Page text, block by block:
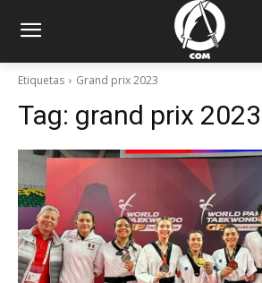
Etiquetas Grand prix 2023
Tag: grand prix 2023